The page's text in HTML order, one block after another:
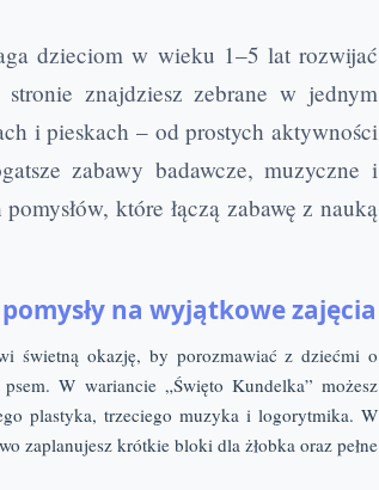
dzieciom w wieku 1–5 lat rozwijać
znajdziesz zebrane w jednym
i pieskach – od prostych aktywności
zabawy badawcze, muzyczne i
które łączą zabawę z nauką
na wyjątkowe zajęcia
świetną okazję, by porozmawiać z dziećmi o
W wariancie „Święto Kundelka” możesz
plastyka, trzeciego muzyka i logorytmika. W
zaplanujesz krótkie bloki dla żłobka oraz pełne